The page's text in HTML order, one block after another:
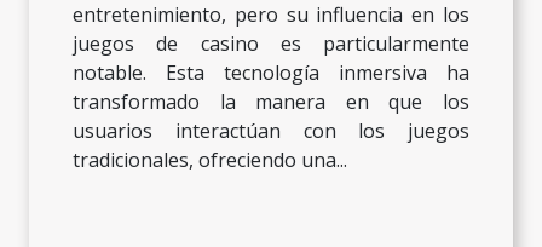
entretenimiento, pero su influencia en los
juegos de casino es particularmente
notable. Esta tecnología inmersiva ha
transformado la manera en que los
usuarios interactúan con los juegos
tradicionales, ofreciendo una...